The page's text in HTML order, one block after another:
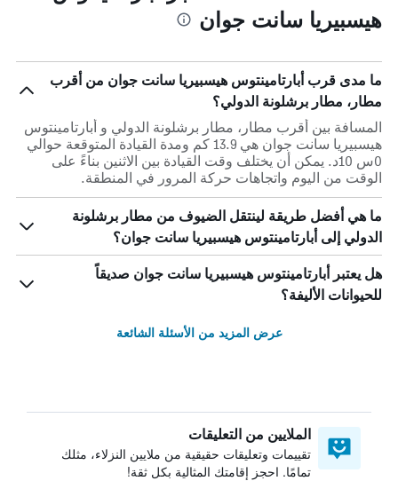
هيسبيريا سانت جوان
ما مدى قرب أبارتامينتوس هيسبيريا سانت جوان من أقرب
مطار، مطار برشلونة الدولي؟
المسافة بين أقرب مطار، مطار برشلونة الدولي و أبارتامينتوس
هيسبيريا سانت جوان هي 13.9 كم ومدة القيادة المتوقعة حوالي
0س 10د. يمكن أن يختلف وقت القيادة بين الاثنين بناءً على
الوقت من اليوم واتجاهات حركة المرور في المنطقة.
ما هي أفضل طريقة لينتقل الضيوف من مطار برشلونة
الدولي إلى أبارتامينتوس هيسبيريا سانت جوان؟
هل يعتبر أبارتامينتوس هيسبيريا سانت جوان صديقاً
للحيوانات الأليفة؟
عرض المزيد من الأسئلة الشائعة
الملايين من التعليقات
تقييمات وتعليقات حقيقية من ملايين النزلاء، مثلك
تمامًا. احجز إقامتك المثالية بكل ثقة!